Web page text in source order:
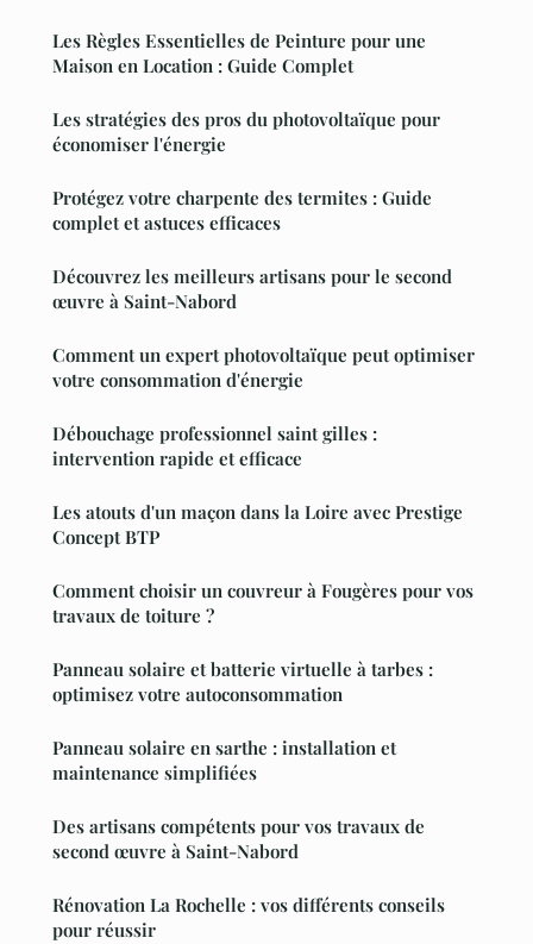
Les Règles Essentielles de Peinture pour une
Maison en Location : Guide Complet
Les stratégies des pros du photovoltaïque pour
économiser l'énergie
Protégez votre charpente des termites : Guide
complet et astuces efficaces
Découvrez les meilleurs artisans pour le second
œuvre à Saint-Nabord
Comment un expert photovoltaïque peut optimiser
votre consommation d'énergie
Débouchage professionnel saint gilles :
intervention rapide et efficace
Les atouts d'un maçon dans la Loire avec Prestige
Concept BTP
Comment choisir un couvreur à Fougères pour vos
travaux de toiture ?
Panneau solaire et batterie virtuelle à tarbes :
optimisez votre autoconsommation
Panneau solaire en sarthe : installation et
maintenance simplifiées
Des artisans compétents pour vos travaux de
second œuvre à Saint-Nabord
Rénovation La Rochelle : vos différents conseils
pour réussir